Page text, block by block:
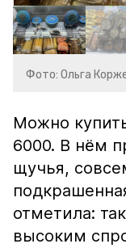
Фото: Ольга
Можно
6000. В нём
щучья,
отметила:
высоким